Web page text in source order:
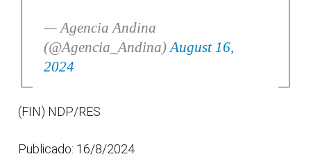
— Agencia Andina
(@Agencia_Andina)August 16,
2024
(FIN) NDP/RES
Publicado: 16/8/2024